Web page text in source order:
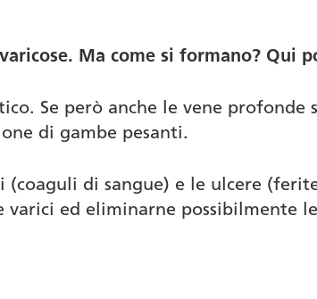
Ma come si formano? Qui
Se però anche le vene profonde
di gambe pesanti.
di sangue) e le ulcere
ed eliminarne possibilmente le